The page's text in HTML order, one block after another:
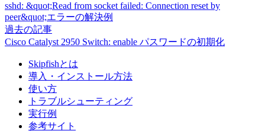
sshd: &quot;Read from socket failed: Connection reset by
peer&quot;エラーの解決例
過去の記事
Cisco Catalyst 2950 Switch: enable パスワードの初期化
Skipfishとは
導入・インストール方法
使い方
トラブルシューティング
実行例
参考サイト